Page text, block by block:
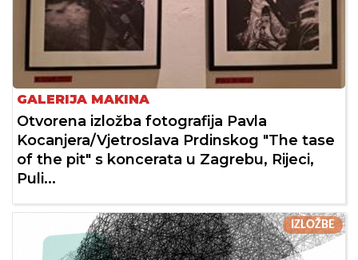
GALERIJA MAKINA
Otvorena izložba fotografija Pavla
Kocanjera/Vjetroslava Prdinskog "The tase
of the pit" s koncerata u Zagrebu, Rijeci,
Puli...
IZLOŽBE